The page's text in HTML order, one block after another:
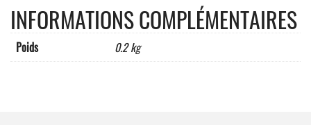
INFORMATIONS COMPLÉMENTAIRES
Poids 0.2 kg